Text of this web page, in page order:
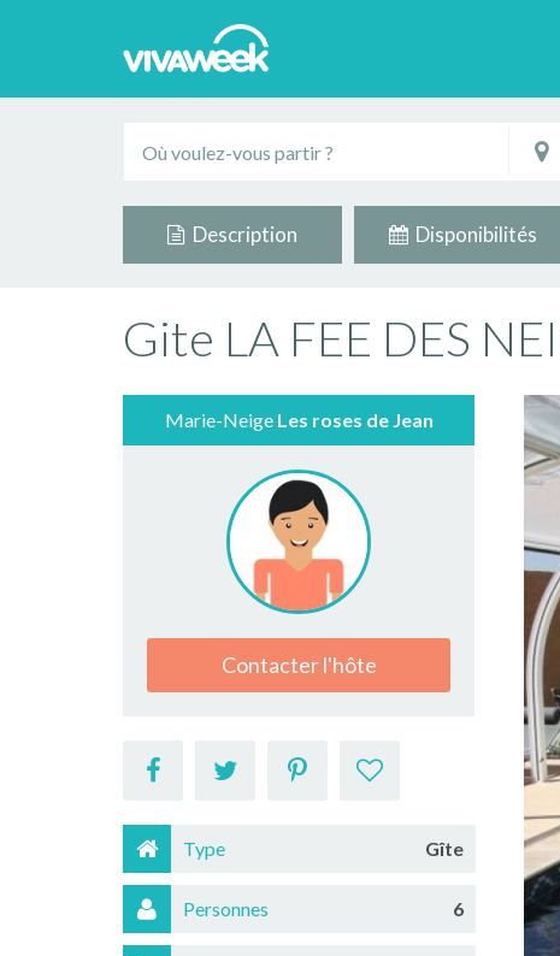
Description Disponibilités
Gite LA FEE DES
Marie-Neige Les roses de Jean
Contacter l'hôte
Type Gîte
Personnes 6